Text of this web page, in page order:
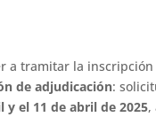
a tramitar la
de adjudicación:
el 11 de abril de 2025,